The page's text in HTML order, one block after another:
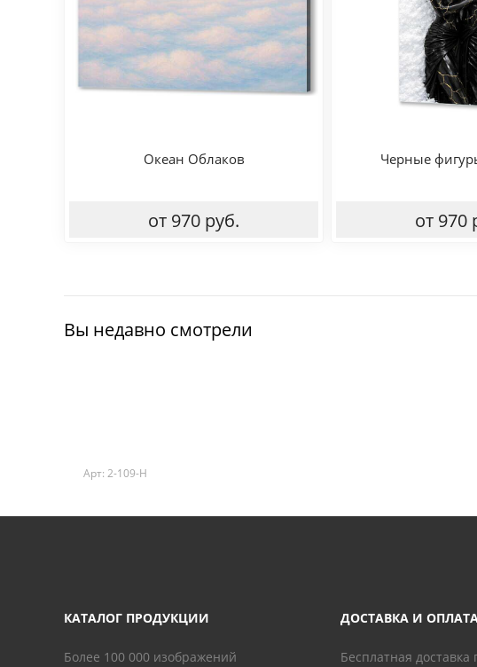
Океан Облаков
от 970 руб.
Черные
от 970
Вы недавно смотрели
Арт: 2-109-H
КАТАЛОГ ПРОДУКЦИИ
Более 100 000 изображений
ДОСТАВКА И
Бесплатная доставка